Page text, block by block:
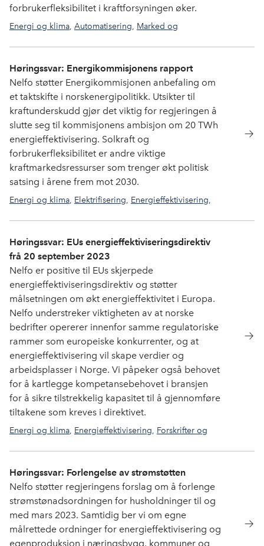
forbrukerfleksibilitet i kraftforsyningen øker.
Energi og klima, Automatisering, Marked og
Høringssvar: Energikommisjonens rapport
Nelfo støtter Energikommisjonen anbefaling om
et taktskifte i norskenergipolitikk. Utsikter til
kraftunderskudd gjør det viktig for regjeringen å
slutte seg til kommisjonens ambisjon om 20 TWh
energieffektivisering. Solkraft og
forbrukerfleksibilitet er andre viktige
kraftmarkedsressurser som trenger økt politisk
satsing i årene frem mot 2030.
Energi og klima, Elektrifisering, Energieffektivisering,
Høringssvar: EUs energieffektiviseringsdirektiv
frå 20 september 2023
Nelfo er positive til EUs skjerpede
energieffektiviseringsdirektiv og støtter
målsetningen om økt energieffektivitet i Europa.
Nelfo understreker viktigheten av at norske
bedrifter opererer innenfor samme regulatoriske
rammer som europeiske konkurrenter, og at
energieffektivisering vil skape verdier og
arbeidsplasser i Norge. Vi påpeker også behovet
for å kartlegge kompetansebehovet i bransjen
for å sikre tilstrekkelig kapasitet til å gjennomføre
tiltakene som kreves i direktivet​.
Energi og klima, Energieffektivisering, Forskrifter og
Høringssvar: Forlengelse av strømstøtten
Nelfo støtter regjeringens forslag om å forlenge
strømstønadsordningen for husholdninger til og
med mars 2023. Samtidig ber vi om egne
målrettede ordninger for energieffektivisering og
egenproduksjon i næringsbygg, kommuner og